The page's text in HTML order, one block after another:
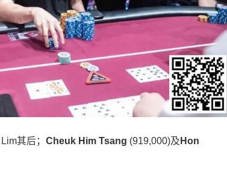
其后； Cheuk Him Tsang (919,000)及 Hon